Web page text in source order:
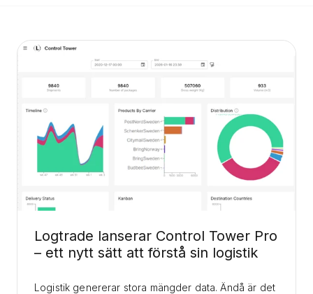
Logtrade lanserar Control Tower Pro
– ett nytt sätt att förstå sin logistik
Logistik genererar stora mängder data. Ändå är det